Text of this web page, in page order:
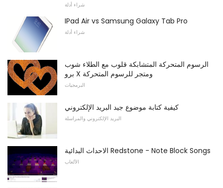
شراء أدلة
IPad Air vs Samsung Galaxy Tab Pro
شراء أدلة
الرسوم المتحركة المتشابكة قلوب مع الطلاء شوب
برو X ومتجر للرسوم المتحركة
البرمجيات
كيفية كتابة موضوع جيد البريد الإلكتروني
البريد الإلكتروني والمراسلة
الاحداث البدائية Redstone - Note Block Songs
الألعاب